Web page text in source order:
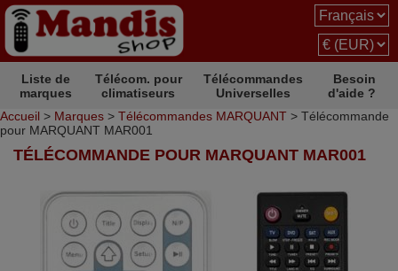
Liste de
marques
Télécom. pour
climatiseurs
Télécommandes
Universelles
Besoin
d'aide ?
Accueil > Marques > Télécommandes MARQUANT > Télécommande
pour MARQUANT MAR001
TÉLÉCOMMANDE POUR MARQUANT MAR001